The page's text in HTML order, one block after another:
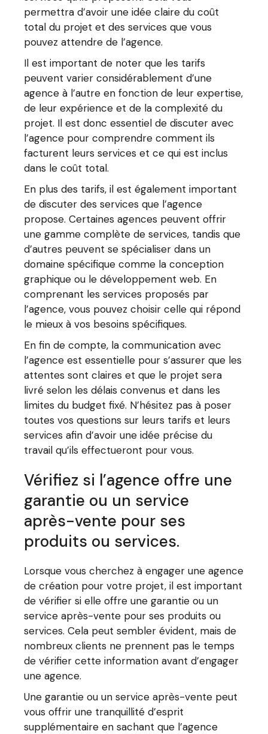
permettra d’avoir une idée claire du coût
total du projet et des services que vous
pouvez attendre de l’agence.
Il est important de noter que les tarifs
peuvent varier considérablement d’une
agence à l’autre en fonction de leur expertise,
de leur expérience et de la complexité du
projet. Il est donc essentiel de discuter avec
l’agence pour comprendre comment ils
facturent leurs services et ce qui est inclus
dans le coût total.
En plus des tarifs, il est également important
de discuter des services que l’agence
propose. Certaines agences peuvent offrir
une gamme complète de services, tandis que
d’autres peuvent se spécialiser dans un
domaine spécifique comme la conception
graphique ou le développement web. En
comprenant les services proposés par
l’agence, vous pouvez choisir celle qui répond
le mieux à vos besoins spécifiques.
En fin de compte, la communication avec
l’agence est essentielle pour s’assurer que les
attentes sont claires et que le projet sera
livré selon les délais convenus et dans les
limites du budget fixé. N’hésitez pas à poser
toutes vos questions sur leurs tarifs et leurs
services afin d’avoir une idée précise du
travail qu’ils effectueront pour vous.
Vérifiez si l’agence offre une
garantie ou un service
après-vente pour ses
produits ou services.
Lorsque vous cherchez à engager une agence
de création pour votre projet, il est important
de vérifier si elle offre une garantie ou un
service après-vente pour ses produits ou
services. Cela peut sembler évident, mais de
nombreux clients ne prennent pas le temps
de vérifier cette information avant d’engager
une agence.
Une garantie ou un service après-vente peut
vous offrir une tranquillité d’esprit
supplémentaire en sachant que l’agence